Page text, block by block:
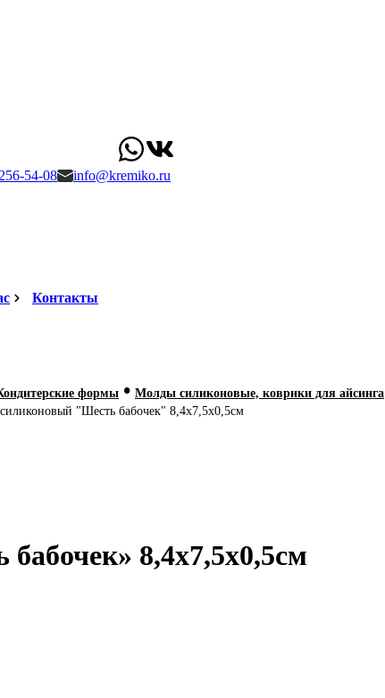
54-08
info@kremiko.ru
Контакты
формы • Молды силиконовые, коврики для айсинга
"Шесть бабочек" 8,4х7,5х0,5см
8,4х7,5х0,5см